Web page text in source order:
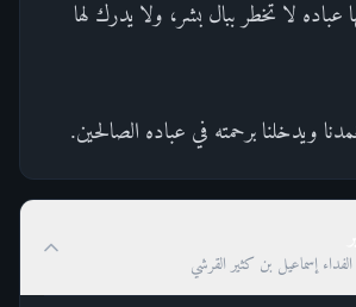
لا تخطر ببال بشر، ولا يدرك لها
ويدخلنا برحمته في عباده الصالحين.
الفداء إسماعيل بن كثير القرشي